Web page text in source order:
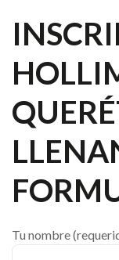
Tu nombre